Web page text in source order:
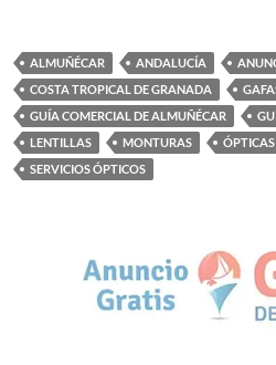
ALMUÑÉCAR ANDALUCÍA
COSTA TROPICAL DE GRANADA
GUÍA COMERCIAL DE ALMUÑÉCAR
LENTILLAS
MONTURAS
SERVICIOS ÓPTICOS